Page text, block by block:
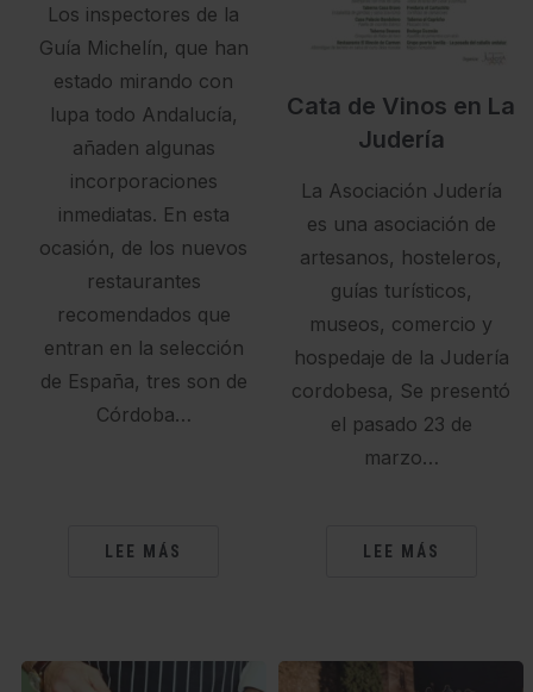
Los inspectores de la
Guía Michelín, que han
estado mirando con
lupa todo Andalucía,
añaden algunas
incorporaciones
inmediatas. En esta
ocasión, de los nuevos
restaurantes
recomendados que
entran en la selección
de España, tres son de
Córdoba…
LEE MÁS
Cata de Vinos en La
Judería
La Asociación Judería
es una asociación de
artesanos, hosteleros,
guías turísticos,
museos, comercio y
hospedaje de la Judería
cordobesa, Se presentó
el pasado 23 de
marzo…
LEE MÁS